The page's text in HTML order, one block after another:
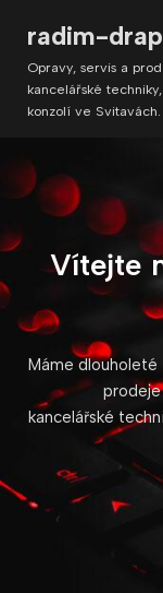
Přeskočit
na
obsah
radim-
Opravy, servis a
kancelářské
konzolí ve Svitavách.
Vítejte
Máme dlouholeté
kancelářské